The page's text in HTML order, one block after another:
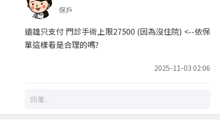
保戶
遠雄只支付 門診手術上限27500 (因為沒住院) <--依保
單這樣看是合理的嗎?
2025-11-03 02:06